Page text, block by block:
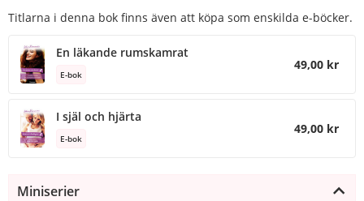
Titlarna i denna bok finns även att köpa som enskilda e-böcker.
En läkande rumskamrat
E-bok
49,00 kr
I själ och hjärta
E-bok
49,00 kr
Miniserier